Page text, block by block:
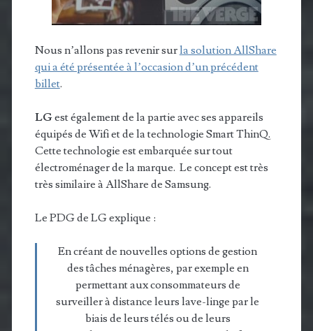
Nous n’allons pas revenir surla solution AllShare
qui a été présentée à l’occasion d’un précédent
billet.
LGest également de la partie avec ses appareils
équipés de Wifi et de la technologie Smart ThinQ.
Cette technologie est embarquée sur tout
électroménager de la marque. Le concept est très
très similaire à AllShare de Samsung.
Le PDG de LG explique :
En créant de nouvelles options de gestion
des tâches ménagères, par exemple en
permettant aux consommateurs de
surveiller à distance leurs lave-linge par le
biais de leurs télés ou de leurs